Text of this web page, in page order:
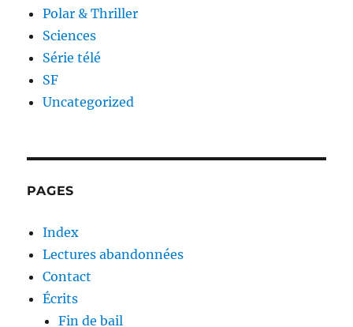
Polar & Thriller
Sciences
Série télé
SF
Uncategorized
PAGES
Index
Lectures abandonnées
Contact
Écrits
Fin de bail